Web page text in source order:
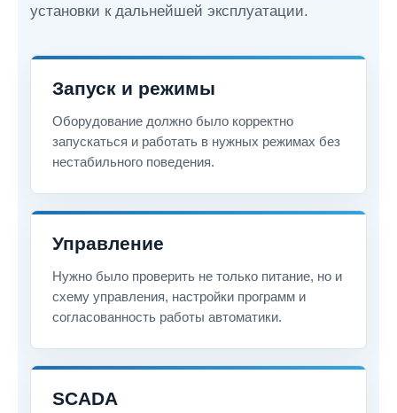
установки к дальнейшей эксплуатации.
Запуск и режимы
Оборудование должно было корректно
запускаться и работать в нужных режимах без
нестабильного поведения.
Управление
Нужно было проверить не только питание, но и
схему управления, настройки программ и
согласованность работы автоматики.
SCADA